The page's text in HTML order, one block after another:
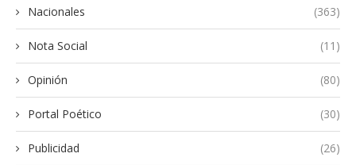
Nacionales (363)
Nota Social (11)
Opinión (80)
Portal Poético (30)
Publicidad (26)